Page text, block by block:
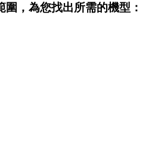
圍，為您找出所需的機型：